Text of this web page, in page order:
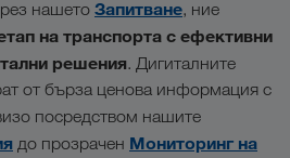
нашето Запитване, ние
на транспорта с ефективни
решения. Дигиталните
от бърза ценова информация с
посредством нашите
до прозрачен Мониторинг на